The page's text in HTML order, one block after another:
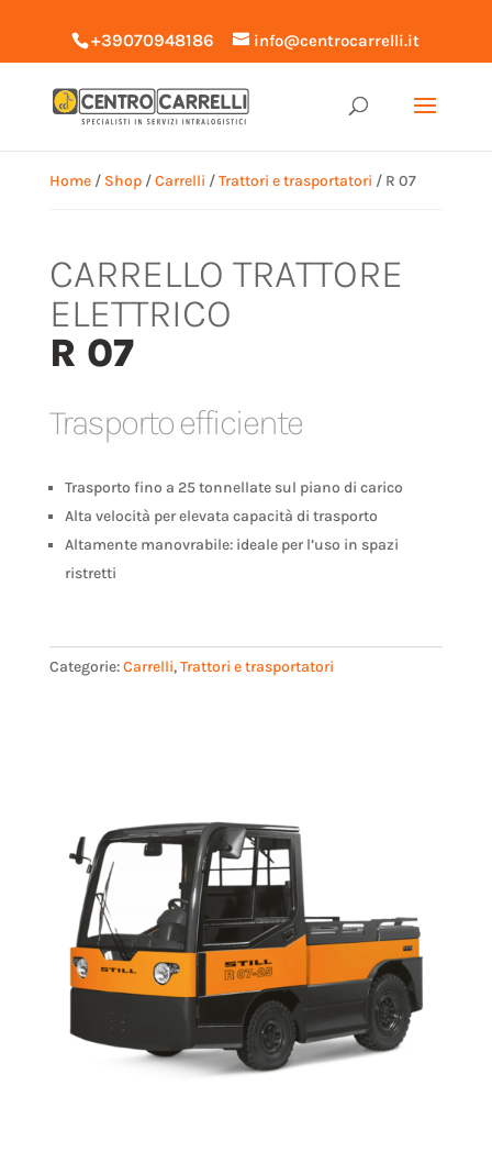
+39070948186 info@centrocarrelli.it
Home/ Shop/Carrelli /Trattori e trasportatori / R 07
CARRELLO TRATTORE
ELETTRICO
R 07
Trasporto efficiente
Trasporto fino a 25 tonnellate sul piano di carico
Alta velocità per elevata capacità di trasporto
Altamente manovrabile: ideale per l’uso in spazi
ristretti
Categorie:Carrelli,Trattori e trasportatori